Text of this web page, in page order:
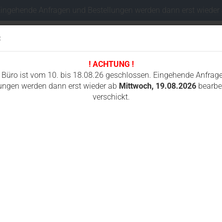
! ACHTUNG !
Büro ist vom 10. bis 18.08.26 geschlossen. Eingehende
werden dann erst wieder ab Mittwoch, 19.08.2026
verschickt.
Sprache auswählen
Anfragen und Bestellungen werden dann erst wieder
ICS 880F4 / 890F4 / 701-A
cm, 633F4 / 695F4 / 695XL F4 30 cm